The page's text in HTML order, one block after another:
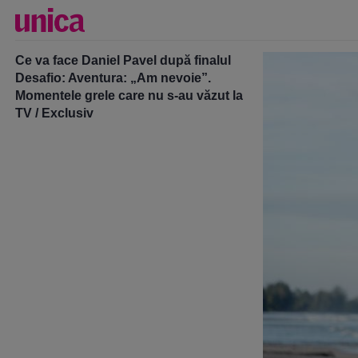
Ce va face Daniel Pavel după finalul
Desafio: Aventura: „Am nevoie”.
Momentele grele care nu s-au văzut la
TV / Exclusiv